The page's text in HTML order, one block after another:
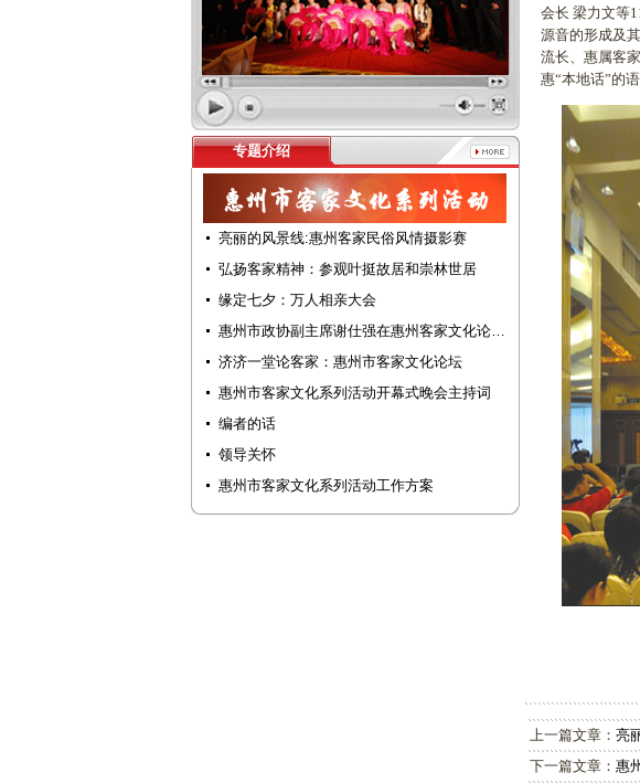
专题介绍
亮丽的风景线:惠州客家民俗风情摄影赛
弘扬客家精神：参观叶挺故居和崇林世居
缘定七夕：万人相亲大会
惠州市政协副主席谢仕强在惠州客家文化论…
济济一堂论客家：惠州市客家文化论坛
惠州市客家文化系列活动开幕式晚会主持词
编者的话
领导关怀
惠州市客家文化系列活动工作方案
会长 梁力文等
源音的形成及
流长、惠属客
惠“本地话”的
上一篇文章： 亮
下一篇文章： 惠